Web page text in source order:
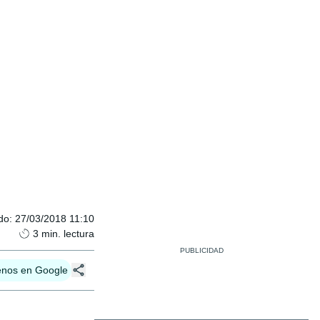
: 27/03/2018 11:10
3 min. lectura
en Google